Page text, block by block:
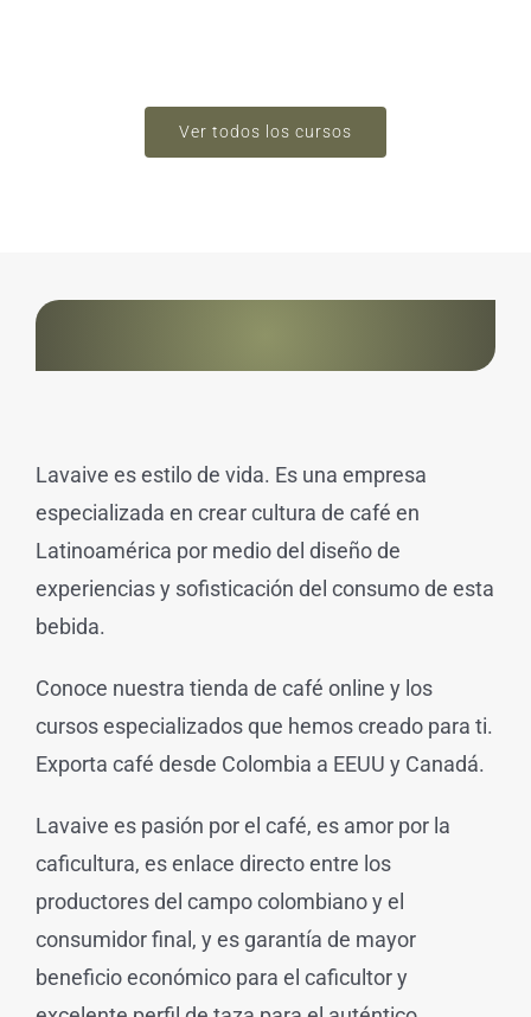
Ver todos los cursos
Lavaive es estilo de vida. Es una empresa
especializada en crear cultura de café en
Latinoamérica por medio del diseño de
experiencias y sofisticación del consumo de esta
bebida.
Conoce nuestra tienda de café online y los
cursos especializados que hemos creado para ti.
Exporta café desde Colombia a EEUU y Canadá.
Lavaive es pasión por el café, es amor por la
caficultura, es enlace directo entre los
productores del campo colombiano y el
consumidor final, y es garantía de mayor
beneficio económico para el caficultor y